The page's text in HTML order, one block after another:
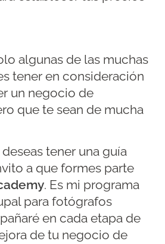
algunas de las muchas
tener en consideración
un negocio de
que te sean de mucha
tener una guía
a que formes parte
. Es mi programa
para fotógrafos
en cada etapa de
de tu negocio de